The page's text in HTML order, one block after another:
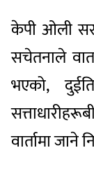
केपी ओली
सचेतनाले
भएको,
वार्तामा जाने